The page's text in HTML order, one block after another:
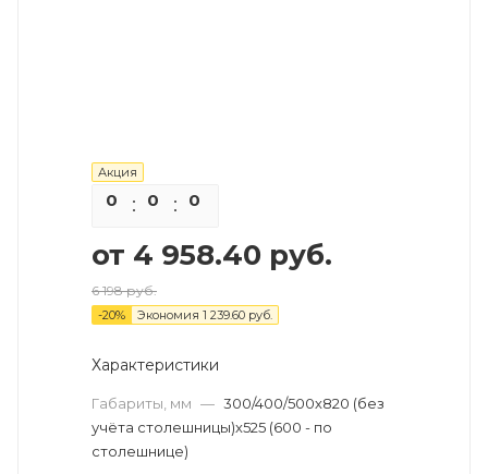
Акция
0 0 0
от 4 958.40 руб.
6 198 руб.
-20% Экономия 1 239.60 руб.
Характеристики
Габариты, мм — 300/400/500х820 (без
учёта столешницы)х525 (600 - по
столешнице)